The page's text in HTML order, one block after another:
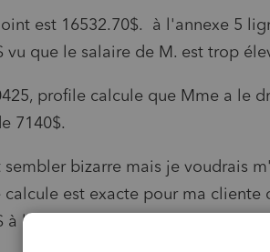
est 16532.70$. à l'annexe 5
vu que le salaire de M. est trop
profile calcule que Mme a le
7140$.
bizarre mais je voudrais
est exacte pour ma
à la ligne 30300 à cause du